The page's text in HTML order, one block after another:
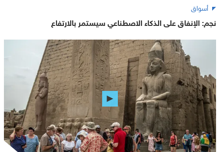
أسواق
نجم: الإنفاق على الذكاء الاصطناعي سيستمر بالارتفاع